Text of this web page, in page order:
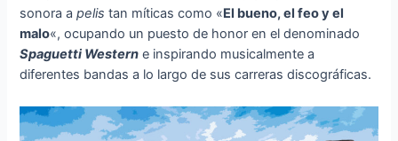
sonora apelistan míticas como «El bueno, el feo y el
malo«, ocupando un puesto de honor en el denominado
Spaguetti Western e inspirando musicalmente a
diferentes bandas a lo largo de sus carreras discográficas.